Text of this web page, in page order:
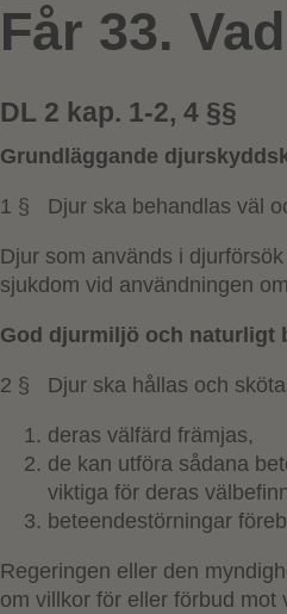
Får 33.
DL 2 kap. 1-2, 4 §§
Grundläggande
1 § Djur ska behandlas väl
Djur som används i
sjukdom vid användningen
God djurmiljö och naturligt
2 § Djur ska hållas och
deras välfärd främjas,
de kan utföra sådana
viktiga för deras
beteendestörningar
Regeringen eller den
om villkor för eller förbud